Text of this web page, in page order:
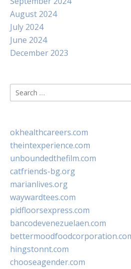
August 2024
July 2024
June 2024
December 2023
Search
for:
okhealthcareers.com
theintexperience.com
unboundedthefilm.com
catfriends-bg.org
marianlives.org
waywardtees.com
pidfloorsexpress.com
bancodevenezuelaen.com
hingstonnt.com
chooseagender.com